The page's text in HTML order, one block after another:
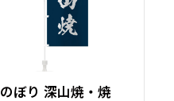
のぼり 深山焼・焼